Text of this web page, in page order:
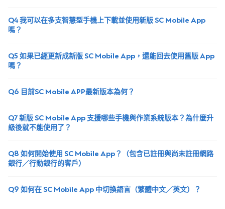
Q4 我可以在多支智慧型手機上下載並使用新版 SC Mobile App
嗎？
Q5 如果已經更新成新版 SC Mobile App，還能回去使用舊版 App
嗎？
Q6 目前SC Mobile APP最新版本為何？
Q7 新版 SC Mobile App 支援哪些手機與作業系統版本？為什麼升
級後就不能使用了？
Q8 如何開始使用 SC Mobile App？（包含已註冊與尚未註冊網路
銀行／行動銀行的客戶）
Q9 如何在 SC Mobile App 中切換語言（繁體中文／英文）？